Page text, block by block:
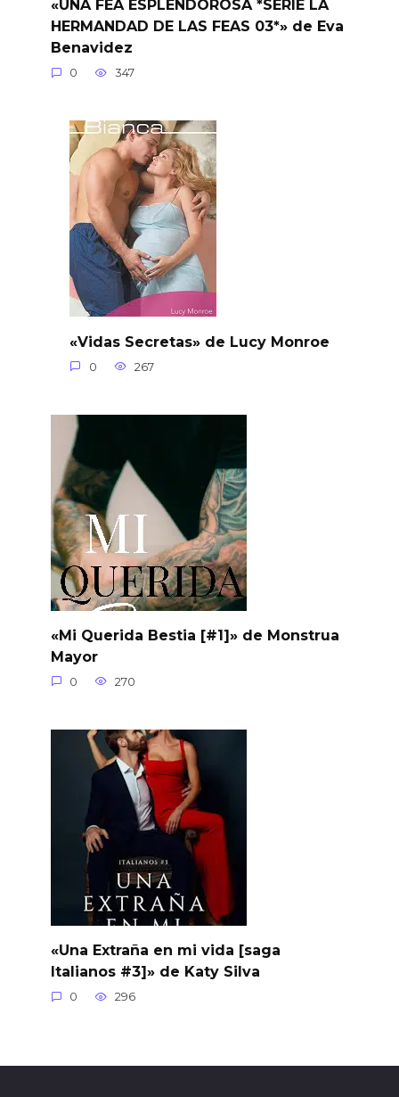
«UNA FEA ESPLENDOROSA *SERIE LA
HERMANDAD DE LAS FEAS 03*» de Eva
Benavidez
0 347
«Vidas Secretas» de Lucy Monroe
0 267
«Mi Querida Bestia [#1]» de Monstrua
Mayor
0 270
«Una Extraña en mi vida [saga
Italianos #3]» de Katy Silva
0 296